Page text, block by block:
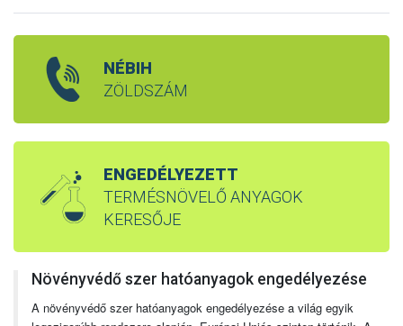
NÉBIH
ZÖLDSZÁM
ENGEDÉLYEZETT
TERMÉSNÖVELŐ ANYAGOK
KERESŐJE
Növényvédő szer hatóanyagok engedélyezése
A növényvédő szer hatóanyagok engedélyezése a világ egyik